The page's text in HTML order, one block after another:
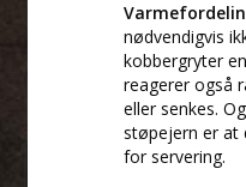
nødvendigvis
kobbergryter
reagerer også
eller senkes.
støpejern er at
for servering.